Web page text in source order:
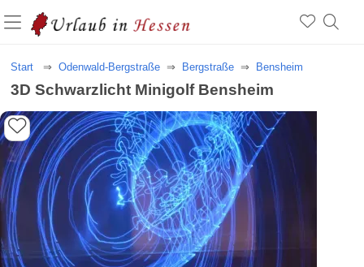
Start Odenwald-Bergstraße Bergstraße Bensheim
3D Schwarzlicht Minigolf Bensheim